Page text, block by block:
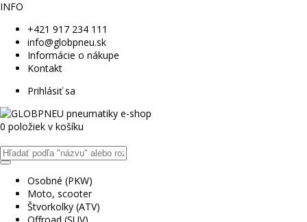
INFO
+421 917 234 111
info@globpneu.sk
Informácie o nákupe
Kontakt
Prihlásiť sa
0 položiek v košíku
Osobné (PKW)
Moto, scooter
Štvorkolky (ATV)